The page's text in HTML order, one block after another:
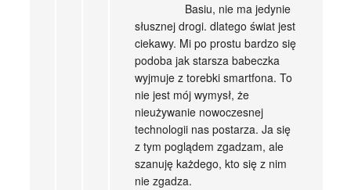
Basiu, nie ma jedynie
słusznej drogi. dlatego świat jest
ciekawy. Mi po prostu bardzo się
podoba jak starsza babeczka
wyjmuje z torebki smartfona. To
nie jest mój wymysł, że
nieużywanie nowoczesnej
technologii nas postarza. Ja się
z tym poglądem zgadzam, ale
szanuję każdego, kto się z nim
nie zgadza.